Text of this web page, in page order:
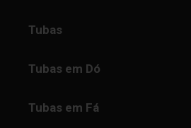
Tubas
Tubas em Dó
Tubas em Fá